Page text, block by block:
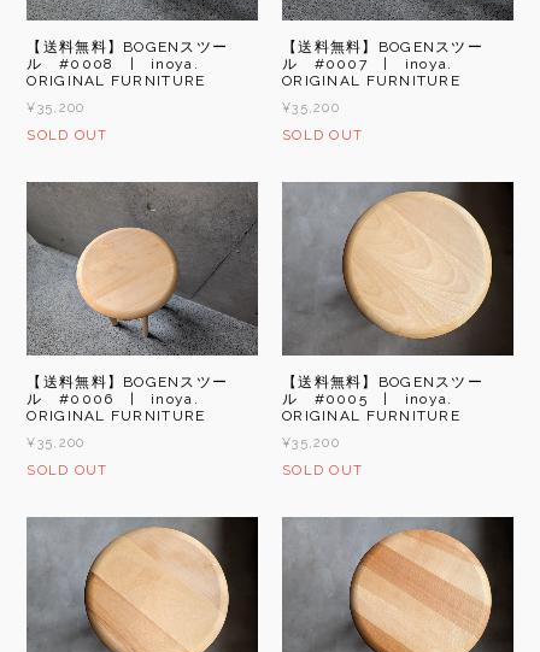
【送料無料】BOGENスツー
ル #0008 | inoya.
ORIGINAL FURNITURE
¥35,200
SOLD OUT
【送料無料】BOGENスツー
ル #0007 | inoya.
ORIGINAL FURNITURE
¥35,200
SOLD OUT
【送料無料】BOGENスツー
ル #0006 | inoya.
ORIGINAL FURNITURE
¥35,200
SOLD OUT
【送料無料】BOGENスツー
ル #0005 | inoya.
ORIGINAL FURNITURE
¥35,200
SOLD OUT